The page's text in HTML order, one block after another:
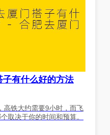
有什么好的方法
高铁大约需要9小时，而飞
取决于你的时间和预算。